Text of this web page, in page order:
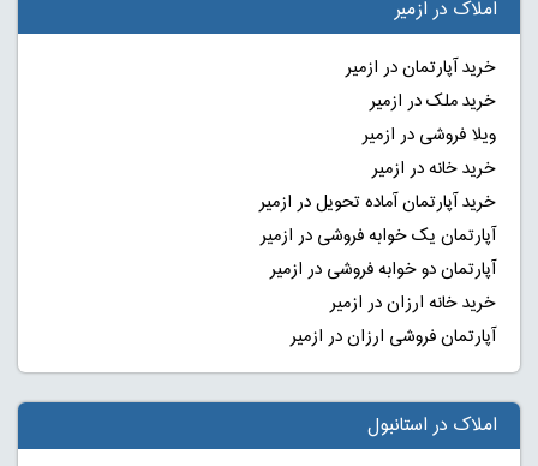
املاک در ازمیر
خرید آپارتمان در ازمیر
خرید ملک در ازمیر
ویلا فروشی در ازمیر
خرید خانه در ازمیر
خرید آپارتمان آماده تحویل در ازمیر
آپارتمان یک خوابه فروشی در ازمیر
آپارتمان دو خوابه فروشی در ازمیر
خرید خانه ارزان در ازمیر
آپارتمان فروشی ارزان در ازمیر
املاک در استانبول